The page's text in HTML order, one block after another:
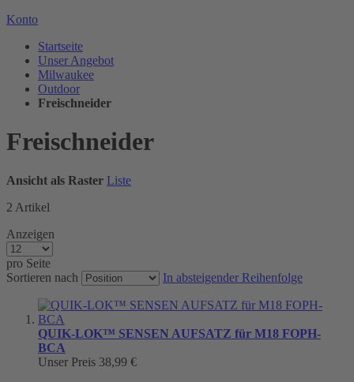
Konto
Startseite
Unser Angebot
Milwaukee
Outdoor
Freischneider
Freischneider
Ansicht als Raster Liste
2 Artikel
Anzeigen
pro Seite
Sortieren nach
In absteigender Reihenfolge
QUIK-LOK™ SENSEN AUFSATZ für M18 FOPH-
BCA
Unser Preis 38,99 €